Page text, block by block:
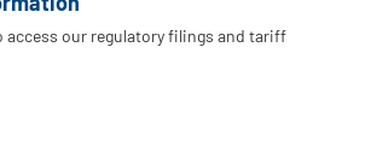
access our regulatory filings and tariff